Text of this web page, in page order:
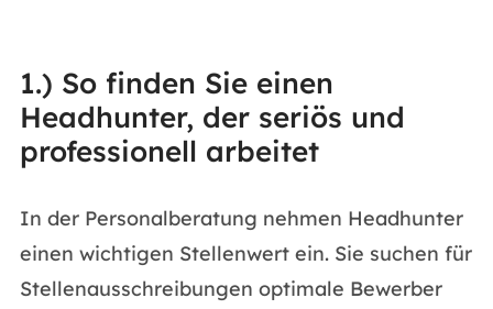
1.) So finden Sie einen
Headhunter, der seriös und
professionell arbeitet
In der Personalberatung nehmen Headhunter
einen wichtigen Stellenwert ein. Sie suchen für
Stellenausschreibungen optimale Bewerber